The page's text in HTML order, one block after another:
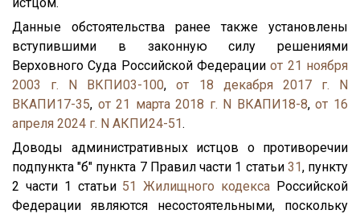
Данные обстоятельства ранее также установлены
вступившими в законную силу решениями
Верховного Суда Российской Федерацииот 21 ноября
2003 г. N ВКПИ03-100,от 18 декабря 2017 г. N
ВКАПИ17-35, от 21 марта 2018 г. N ВКАПИ18-8,от 16
апреля 2024 г. N АКПИ24-51.
Доводы административных истцов о противоречии
подпункта "б" пункта 7 Правил части 1 статьи 31, пункту
2 части 1 статьи 51 Жилищного кодекса Российской
Федерации являются несостоятельными, поскольку